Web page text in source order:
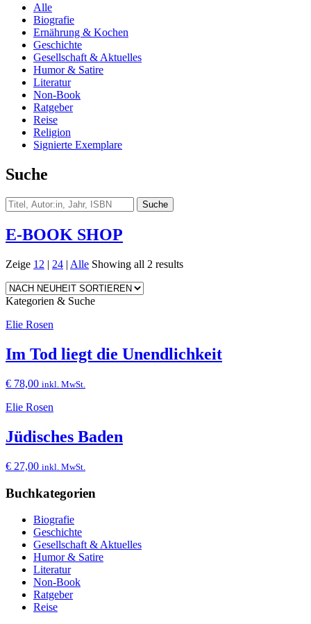
Alle
Biografie
Ernährung & Kochen
Geschichte
Gesellschaft & Aktuelles
Humor & Satire
Literatur
Non-Book
Ratgeber
Reise
Religion
Signierte Exemplare
Suche
E-BOOK SHOP
Zeige 12 | 24 | Alle Showing all 2 results
Kategorien & Suche
Elie Rosen
Im Tod liegt die Unendlichkeit
€ 78,00 inkl. MwSt.
Elie Rosen
Jüdisches Baden
€ 27,00 inkl. MwSt.
Buchkategorien
Biografie
Geschichte
Gesellschaft & Aktuelles
Humor & Satire
Literatur
Non-Book
Ratgeber
Reise